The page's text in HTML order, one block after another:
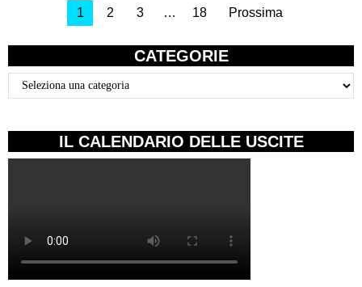
1 2 3 … 18 Prossima
CATEGORIE
Categorie
IL CALENDARIO DELLE USCITE